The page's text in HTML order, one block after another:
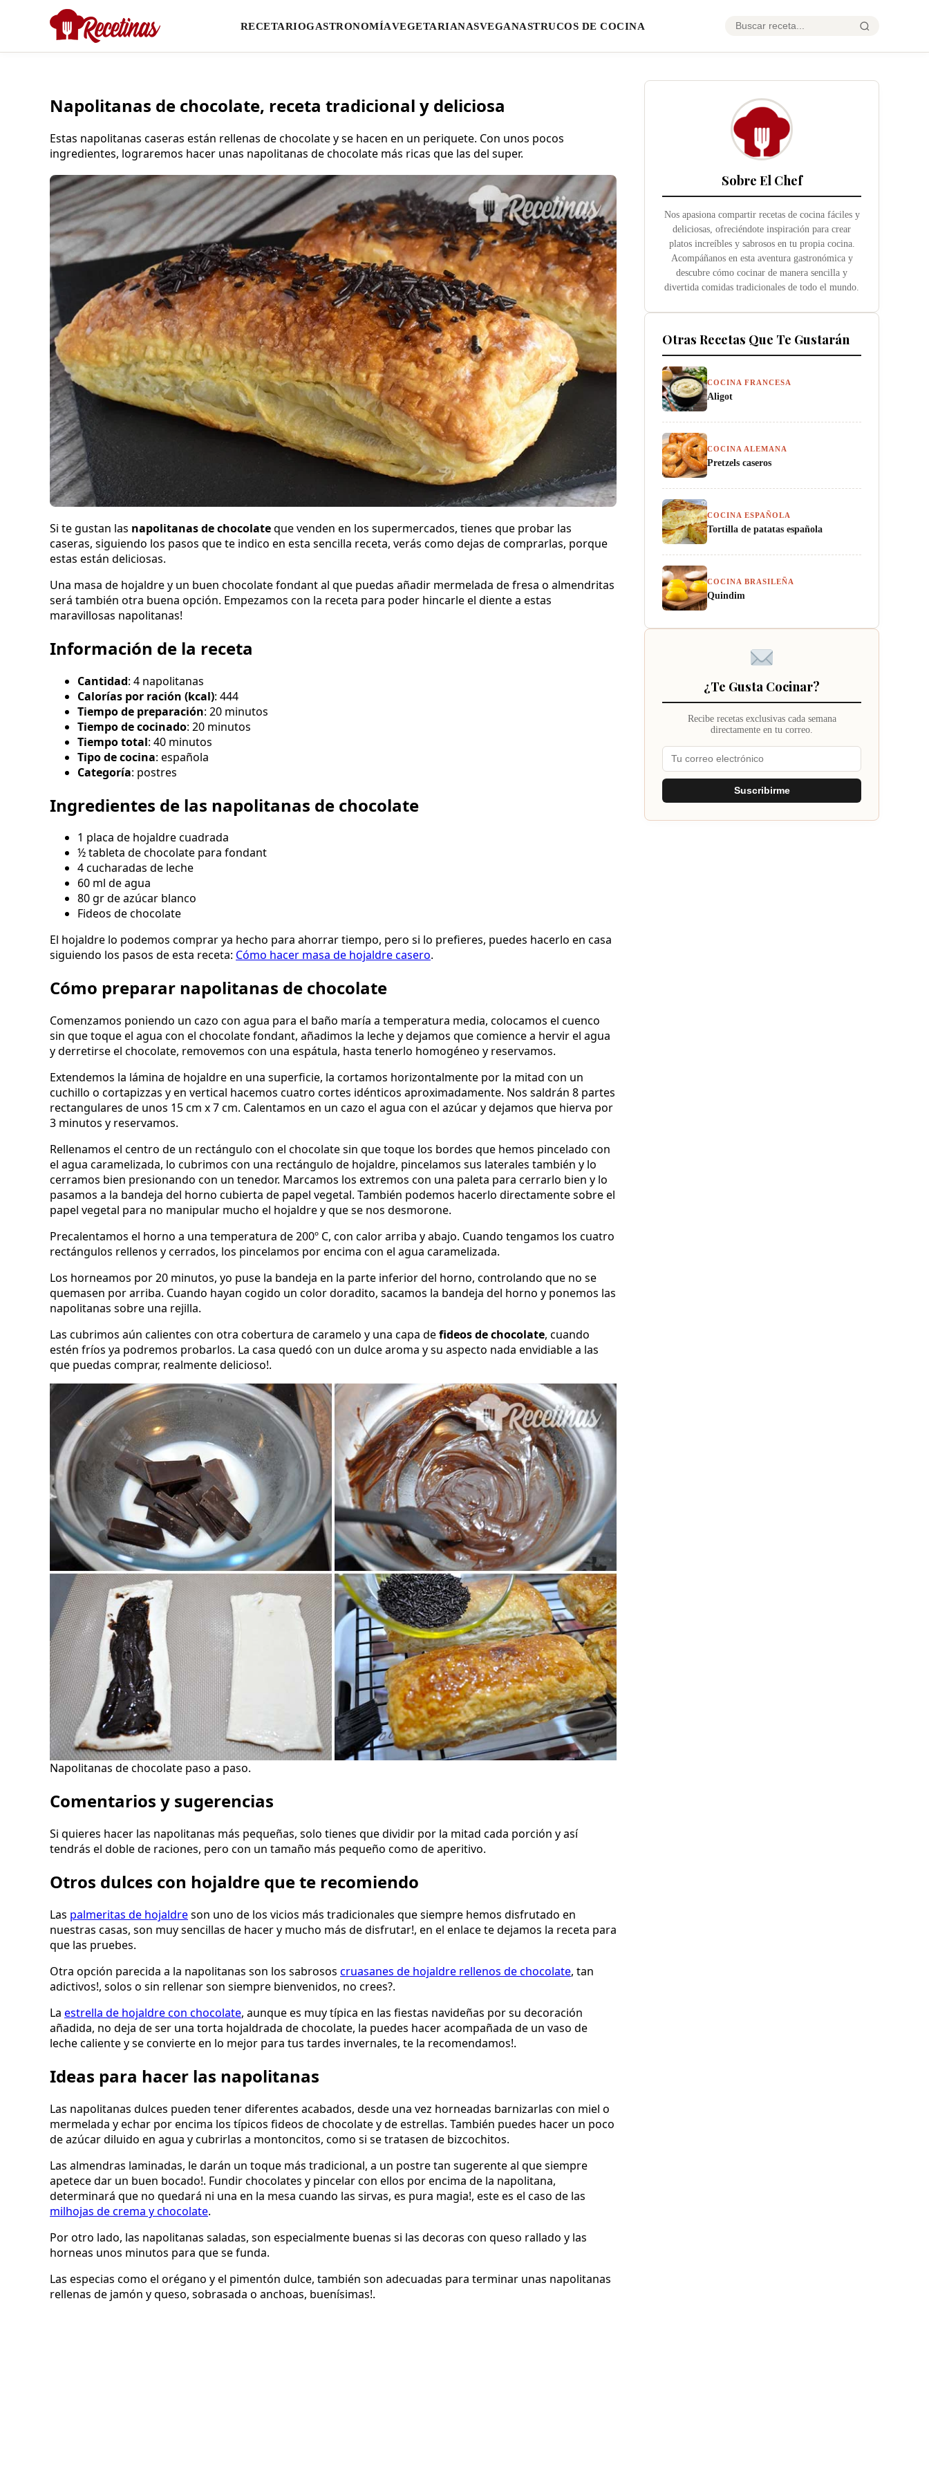
RECETARIOGASTRONOMÍAVEGETARIANASVEGANASTRUCOS DE COCINA
Napolitanas de chocolate, receta tradicional y deliciosa
Estas napolitanas caseras están rellenas de chocolate y se hacen en un periquete. Con unos pocos
ingredientes, lograremos hacer unas napolitanas de chocolate más ricas que las del super.
Si te gustan las napolitanas de chocolateque venden en los supermercados, tienes que probar las
caseras, siguiendo los pasos que te indico en esta sencilla receta, verás como dejas de comprarlas, porque
estas están deliciosas.
Una masa de hojaldre y un buen chocolate fondant al que puedas añadir mermelada de fresa o almendritas
será también otra buena opción. Empezamos con la receta para poder hincarle el diente a estas
maravillosas napolitanas!
Información de la receta
Cantidad: 4 napolitanas
Calorías por ración (kcal): 444
Tiempo de preparación: 20 minutos
Tiempo de cocinado: 20 minutos
Tiempo total: 40 minutos
Tipo de cocina: española
Categoría: postres
Ingredientes de las napolitanas de chocolate
1 placa de hojaldre cuadrada
½ tableta de chocolate para fondant
4 cucharadas de leche
60 ml de agua
80 gr de azúcar blanco
Fideos de chocolate
El hojaldre lo podemos comprar ya hecho para ahorrar tiempo, pero si lo prefieres, puedes hacerlo en casa
siguiendo los pasos de esta receta: Cómo hacer masa de hojaldre casero.
Cómo preparar napolitanas de chocolate
Comenzamos poniendo un cazo con agua para el baño maría a temperatura media, colocamos el cuenco
sin que toque el agua con el chocolate fondant, añadimos la leche y dejamos que comience a hervir el agua
y derretirse el chocolate, removemos con una espátula, hasta tenerlo homogéneo y reservamos.
Extendemos la lámina de hojaldre en una superficie, la cortamos horizontalmente por la mitad con un
cuchillo o cortapizzas y en vertical hacemos cuatro cortes idénticos aproximadamente. Nos saldrán 8 partes
rectangulares de unos 15 cm x 7 cm. Calentamos en un cazo el agua con el azúcar y dejamos que hierva por
3 minutos y reservamos.
Rellenamos el centro de un rectángulo con el chocolate sin que toque los bordes que hemos pincelado con
el agua caramelizada, lo cubrimos con una rectángulo de hojaldre, pincelamos sus laterales también y lo
cerramos bien presionando con un tenedor. Marcamos los extremos con una paleta para cerrarlo bien y lo
pasamos a la bandeja del horno cubierta de papel vegetal. También podemos hacerlo directamente sobre el
papel vegetal para no manipular mucho el hojaldre y que se nos desmorone.
Precalentamos el horno a una temperatura de 200º C, con calor arriba y abajo. Cuando tengamos los cuatro
rectángulos rellenos y cerrados, los pincelamos por encima con el agua caramelizada.
Los horneamos por 20 minutos, yo puse la bandeja en la parte inferior del horno, controlando que no se
quemasen por arriba. Cuando hayan cogido un color doradito, sacamos la bandeja del horno y ponemos las
napolitanas sobre una rejilla.
Las cubrimos aún calientes con otra cobertura de caramelo y una capa defideos de chocolate, cuando
estén fríos ya podremos probarlos. La casa quedó con un dulce aroma y su aspecto nada envidiable a las
que puedas comprar, realmente delicioso!.
Napolitanas de chocolate paso a paso.
Comentarios y sugerencias
Si quieres hacer las napolitanas más pequeñas, solo tienes que dividir por la mitad cada porción y así
tendrás el doble de raciones, pero con un tamaño más pequeño como de aperitivo.
Otros dulces con hojaldre que te recomiendo
Las palmeritas de hojaldreson uno de los vicios más tradicionales que siempre hemos disfrutado en
nuestras casas, son muy sencillas de hacer y mucho más de disfrutar!, en el enlace te dejamos la receta para
que las pruebes.
Otra opción parecida a la napolitanas son los sabrosos cruasanes de hojaldre rellenos de chocolate, tan
adictivos!, solos o sin rellenar son siempre bienvenidos, no crees?.
La estrella de hojaldre con chocolate, aunque es muy típica en las fiestas navideñas por su decoración
añadida, no deja de ser una torta hojaldrada de chocolate, la puedes hacer acompañada de un vaso de
leche caliente y se convierte en lo mejor para tus tardes invernales, te la recomendamos!.
Ideas para hacer las napolitanas
Las napolitanas dulces pueden tener diferentes acabados, desde una vez horneadas barnizarlas con miel o
mermelada y echar por encima los típicos fideos de chocolate y de estrellas. También puedes hacer un poco
de azúcar diluido en agua y cubrirlas a montoncitos, como si se tratasen de bizcochitos.
Las almendras laminadas, le darán un toque más tradicional, a un postre tan sugerente al que siempre
apetece dar un buen bocado!. Fundir chocolates y pincelar con ellos por encima de la napolitana,
determinará que no quedará ni una en la mesa cuando las sirvas, es pura magia!, este es el caso de las
milhojas de crema y chocolate.
Por otro lado, las napolitanas saladas, son especialmente buenas si las decoras con queso rallado y las
horneas unos minutos para que se funda.
Las especias como el orégano y el pimentón dulce, también son adecuadas para terminar unas napolitanas
rellenas de jamón y queso, sobrasada o anchoas, buenísimas!.
Sobre El Chef
Nos apasiona compartir recetas de cocina fáciles y
deliciosas, ofreciéndote inspiración para crear
platos increíbles y sabrosos en tu propia cocina.
Acompáñanos en esta aventura gastronómica y
descubre cómo cocinar de manera sencilla y
divertida comidas tradicionales de todo el mundo.
Otras Recetas Que Te Gustarán
COCINA FRANCESA
Aligot
COCINA ALEMANA
Pretzels caseros
COCINA ESPAÑOLA
Tortilla de patatas española
COCINA BRASILEÑA
Quindim
¿Te Gusta Cocinar?
Recibe recetas exclusivas cada semana
directamente en tu correo.
Suscribirme